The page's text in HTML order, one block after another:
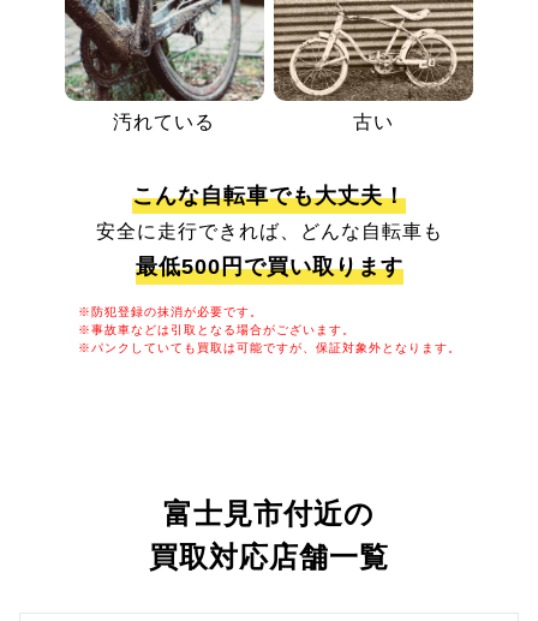
汚れている 古い
こんな自転車でも大丈夫！
安全に走行できれば、どんな自転車も
最低500円で買い取ります
※防犯登録の抹消が必要です。
※事故車などは引取となる場合がございます。
※パンクしていても買取は可能ですが、保証対象外となります。
富士見市付近の
買取対応店舗一覧